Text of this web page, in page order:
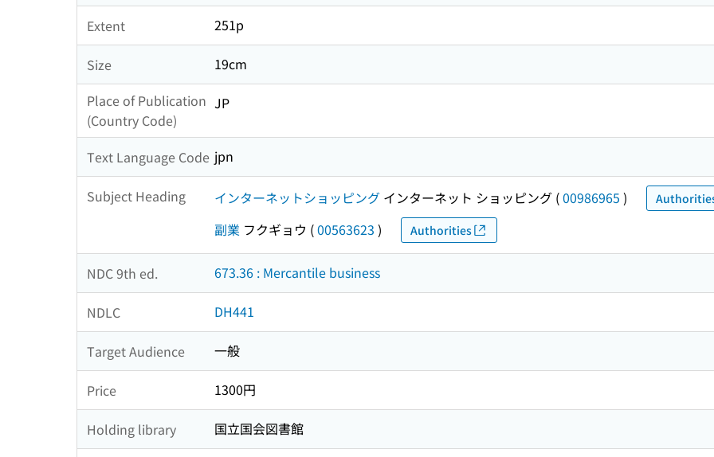
Extent 251p
Size
19cm
Place of Publication
(Country Code)
JP
Text Language Code jpn
Subject Heading インターネットショッピング インターネット ショッピング (00986965 )
副業 フクギョウ (00563623 ) Authorities
NDC 9th ed. 673.36 : Mercantile business
NDLC DH441
Target Audience 一般
Price 1300円
Holding library 国立国会図書館